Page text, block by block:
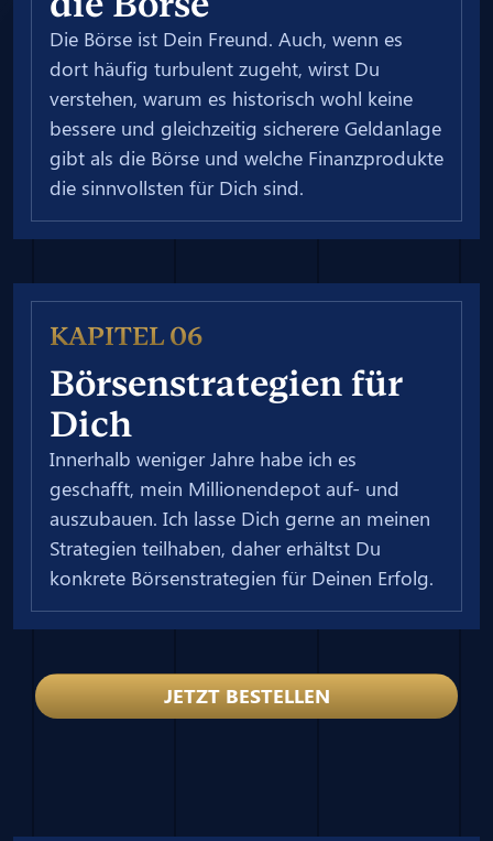
Die Börse ist Dein Freund. Auch, wenn es
dort häufig turbulent zugeht, wirst Du
verstehen, warum es historisch wohl keine
bessere und gleichzeitig sicherere Geldanlage
gibt als die Börse und welche Finanzprodukte
die sinnvollsten für Dich sind.
KAPITEL 06
Börsenstrategien für
Dich
Innerhalb weniger Jahre habe ich es
geschafft, mein Millionendepot auf- und
auszubauen. Ich lasse Dich gerne an meinen
Strategien teilhaben, daher erhältst Du
konkrete Börsenstrategien für Deinen Erfolg.
JETZT BESTELLEN